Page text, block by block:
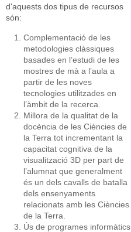
d'aquests dos tipus de recursos
són:
Complementació de les
metodologies clàssiques
basades en l’estudi de les
mostres de mà a l’aula a
partir de les noves
tecnologies utilitzades en
l’àmbit de la recerca.
Millora de la qualitat de la
docència de les Ciències de
la Terra tot incrementant la
capacitat cognitiva de la
visualització 3D per part de
l’alumnat que generalment
és un dels cavalls de batalla
dels ensenyaments
relacionats amb les Ciències
de la Terra.
Ús de programes informàtics